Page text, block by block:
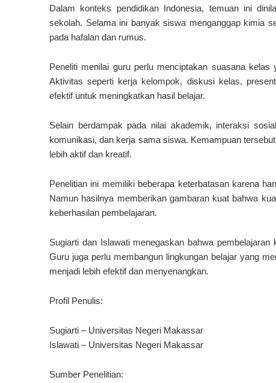
Dalam konteks pendidikan Indonesia, temuan ini
sekolah. Selama ini banyak siswa menganggap kimia
pada hafalan dan rumus.
Peneliti menilai guru perlu menciptakan suasana
Aktivitas seperti kerja kelompok, diskusi kelas,
efektif untuk meningkatkan hasil belajar.
Selain berdampak pada nilai akademik, interaksi
komunikasi, dan kerja sama siswa. Kemampuan
lebih aktif dan kreatif.
Penelitian ini memiliki beberapa keterbatasan karena
Namun hasilnya memberikan gambaran kuat bahwa
keberhasilan pembelajaran.
Sugiarti dan Islawati menegaskan bahwa
Guru juga perlu membangun lingkungan belajar yang
menjadi lebih efektif dan menyenangkan.
Profil Penulis:
Sugiarti – Universitas Negeri Makassar
Islawati – Universitas Negeri Makassar
Sumber Penelitian: